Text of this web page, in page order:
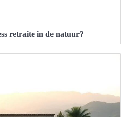
retraite in de natuur?